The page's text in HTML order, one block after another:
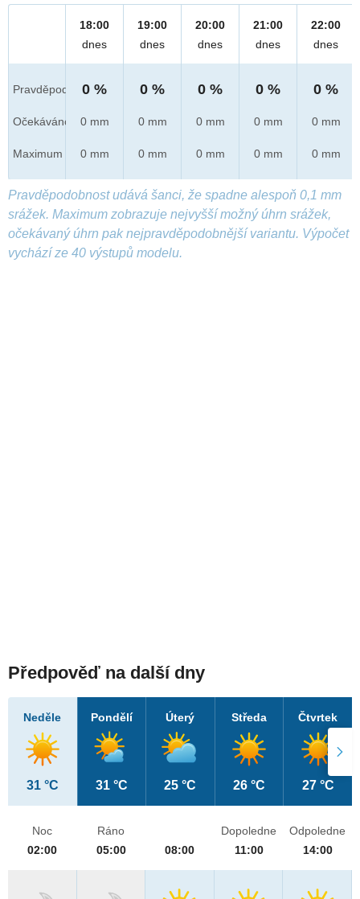
Pravděpod.
Očekáváno
Maximum
18:00
dnes
0 %
0 mm
0 mm
19:00
dnes
0 %
0 mm
0 mm
20:00
dnes
0 %
0 mm
0 mm
21:00
dnes
0 %
0 mm
0 mm
22:00
dnes
0 %
0 mm
0 mm
Pravděpodobnost udává šanci, že spadne alespoň 0,1 mm
srážek. Maximum zobrazuje nejvyšší možný úhrn srážek,
očekávaný úhrn pak nejpravděpodobnější variantu. Výpočet
vychází ze 40 výstupů modelu.
Předpověď na další dny
Neděle
31 °C
Pondělí
31 °C
Úterý
25 °C
Středa
26 °C
Čtvrtek
27 °C
Noc
02:00
Ráno
05:00
08:00
Dopoledne
11:00
Odpoledne
14:00